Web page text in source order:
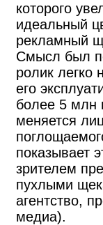
которого
идеальный
рекламный
Смысл был
ролик
его
более 5 млн
меняется
показывает
зрителем
пухлыми
агентство,
медиа).